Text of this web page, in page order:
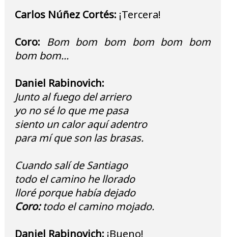
Carlos Núñez Cortés: ¡Tercera!
Coro: Bom bom bom bom bom bom
bom bom...
Daniel Rabinovich:
Junto al fuego del arriero
yo no sé lo que me pasa
siento un calor aquí adentro
para mí que son las brasas.
Cuando salí de Santiago
todo el camino he llorado
lloré porque había dejado
Coro:todo el camino mojado.
Daniel Rabinovich: ¡Bueno!